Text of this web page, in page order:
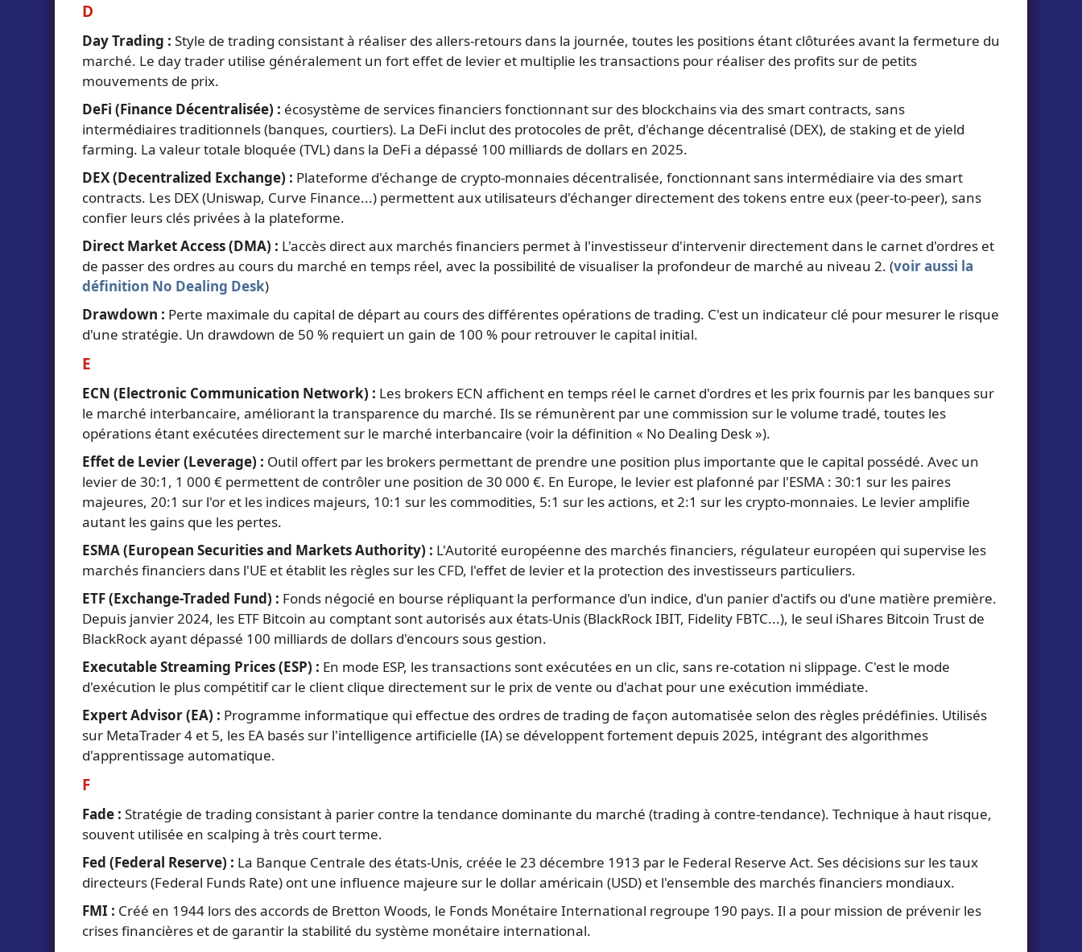
D
Day Trading : Style de trading consistant à réaliser des allers-retours dans la journée, toutes les positions étant clôturées avant la fermeture du
marché. Le day trader utilise généralement un fort effet de levier et multiplie les transactions pour réaliser des profits sur de petits
mouvements de prix.
DeFi (Finance Décentralisée) : écosystème de services financiers fonctionnant sur des blockchains via des smart contracts, sans
intermédiaires traditionnels (banques, courtiers). La DeFi inclut des protocoles de prêt, d'échange décentralisé (DEX), de staking et de yield
farming. La valeur totale bloquée (TVL) dans la DeFi a dépassé 100 milliards de dollars en 2025.
DEX (Decentralized Exchange) : Plateforme d'échange de crypto-monnaies décentralisée, fonctionnant sans intermédiaire via des smart
contracts. Les DEX (Uniswap, Curve Finance...) permettent aux utilisateurs d'échanger directement des tokens entre eux (peer-to-peer), sans
confier leurs clés privées à la plateforme.
Direct Market Access (DMA) : L'accès direct aux marchés financiers permet à l'investisseur d'intervenir directement dans le carnet d'ordres et
de passer des ordres au cours du marché en temps réel, avec la possibilité de visualiser la profondeur de marché au niveau 2. (voir aussi la
définition No Dealing Desk)
Drawdown : Perte maximale du capital de départ au cours des différentes opérations de trading. C'est un indicateur clé pour mesurer le risque
d'une stratégie. Un drawdown de 50 % requiert un gain de 100 % pour retrouver le capital initial.
E
ECN (Electronic Communication Network) : Les brokers ECN affichent en temps réel le carnet d'ordres et les prix fournis par les banques sur
le marché interbancaire, améliorant la transparence du marché. Ils se rémunèrent par une commission sur le volume tradé, toutes les
opérations étant exécutées directement sur le marché interbancaire (voir la définition « No Dealing Desk »).
Effet de Levier (Leverage) : Outil offert par les brokers permettant de prendre une position plus importante que le capital possédé. Avec un
levier de 30:1, 1 000 € permettent de contrôler une position de 30 000 €. En Europe, le levier est plafonné par l'ESMA : 30:1 sur les paires
majeures, 20:1 sur l'or et les indices majeurs, 10:1 sur les commodities, 5:1 sur les actions, et 2:1 sur les crypto-monnaies. Le levier amplifie
autant les gains que les pertes.
ESMA (European Securities and Markets Authority) : L'Autorité européenne des marchés financiers, régulateur européen qui supervise les
marchés financiers dans l'UE et établit les règles sur les CFD, l'effet de levier et la protection des investisseurs particuliers.
ETF (Exchange-Traded Fund) : Fonds négocié en bourse répliquant la performance d'un indice, d'un panier d'actifs ou d'une matière première.
Depuis janvier 2024, les ETF Bitcoin au comptant sont autorisés aux états-Unis (BlackRock IBIT, Fidelity FBTC...), le seul iShares Bitcoin Trust de
BlackRock ayant dépassé 100 milliards de dollars d'encours sous gestion.
Executable Streaming Prices (ESP) : En mode ESP, les transactions sont exécutées en un clic, sans re-cotation ni slippage. C'est le mode
d'exécution le plus compétitif car le client clique directement sur le prix de vente ou d'achat pour une exécution immédiate.
Expert Advisor (EA) : Programme informatique qui effectue des ordres de trading de façon automatisée selon des règles prédéfinies. Utilisés
sur MetaTrader 4 et 5, les EA basés sur l'intelligence artificielle (IA) se développent fortement depuis 2025, intégrant des algorithmes
d'apprentissage automatique.
F
Fade : Stratégie de trading consistant à parier contre la tendance dominante du marché (trading à contre-tendance). Technique à haut risque,
souvent utilisée en scalping à très court terme.
Fed (Federal Reserve) : La Banque Centrale des états-Unis, créée le 23 décembre 1913 par le Federal Reserve Act. Ses décisions sur les taux
directeurs (Federal Funds Rate) ont une influence majeure sur le dollar américain (USD) et l'ensemble des marchés financiers mondiaux.
FMI : Créé en 1944 lors des accords de Bretton Woods, le Fonds Monétaire International regroupe 190 pays. Il a pour mission de prévenir les
crises financières et de garantir la stabilité du système monétaire international.